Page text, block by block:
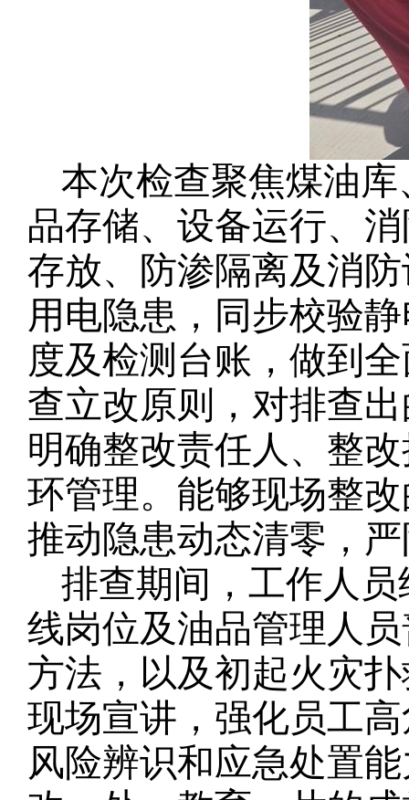
本次检查聚焦煤油
品存储、设备运行、
存放、防渗隔离及消
用电隐患，同步校验
度及检测台账，做到
查立改原则，对排查
明确整改责任人、 整
环管理。能够现场整
推动隐患动态清零，
排查期间，工作人
线岗位及油品管理人
方法，以及初起火灾
现场宣讲，强化员工
风险辨识和应急处置